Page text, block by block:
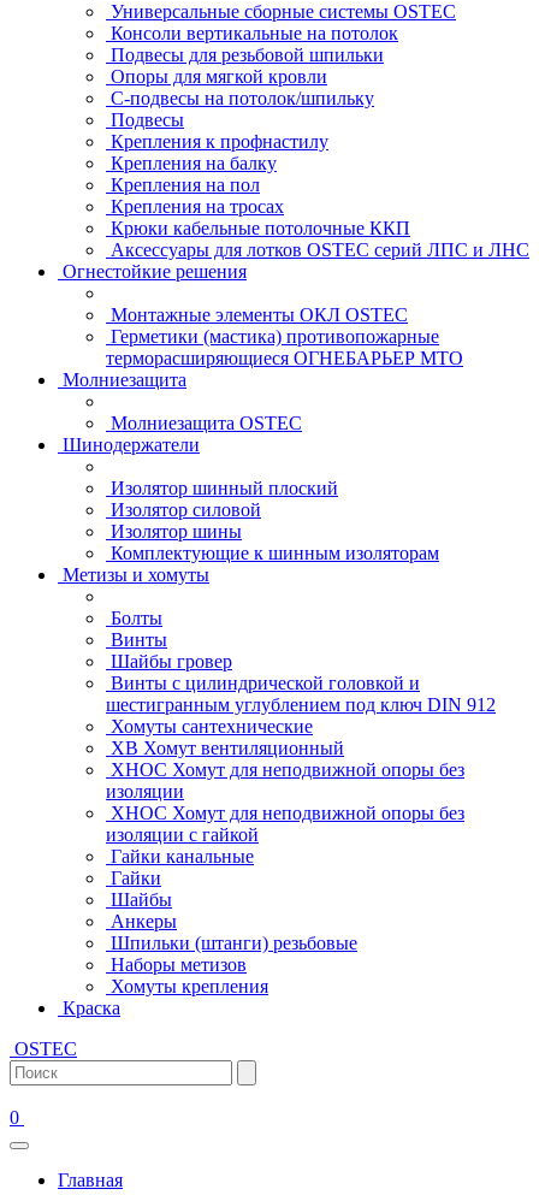
Универсальные сборные системы OSTEC
Консоли вертикальные на потолок
Подвесы для резьбовой шпильки
Опоры для мягкой кровли
С-подвесы на потолок/шпильку
Подвесы
Крепления к профнастилу
Крепления на балку
Крепления на пол
Крепления на тросах
Крюки кабельные потолочные ККП
Аксессуары для лотков OSTEC серий ЛПС и ЛНС
Огнестойкие решения
Монтажные элементы ОКЛ OSTEC
Герметики (мастика) противопожарные
терморасширяющиеся ОГНЕБАРЬЕР МТО
Молниезащита
Молниезащита OSTEC
Шинодержатели
Изолятор шинный плоский
Изолятор силовой
Изолятор шины
Комплектующие к шинным изоляторам
Метизы и хомуты
Болты
Винты
Шайбы гровер
Винты с цилиндрической головкой и
шестигранным углублением под ключ DIN 912
Хомуты сантехнические
ХВ Хомут вентиляционный
ХНОС Хомут для неподвижной опоры без
изоляции
ХНОС Хомут для неподвижной опоры без
изоляции с гайкой
Гайки канальные
Гайки
Шайбы
Анкеры
Шпильки (штанги) резьбовые
Наборы метизов
Хомуты крепления
Краска
OSTEC
0
Главная